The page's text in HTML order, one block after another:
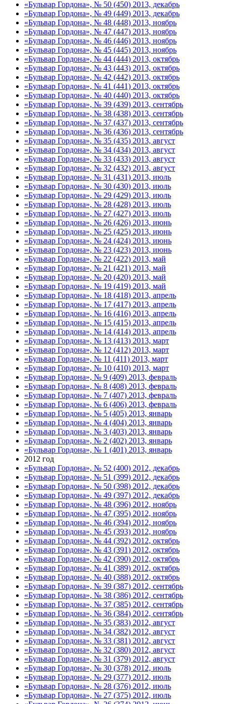
«Бульвар Гордона», № 50 (450) 2013, декабрь
«Бульвар Гордона», № 49 (449) 2013, декабрь
«Бульвар Гордона», № 48 (448) 2013, ноябрь
«Бульвар Гордона», № 47 (447) 2013, ноябрь
«Бульвар Гордона», № 46 (446) 2013, ноябрь
«Бульвар Гордона», № 45 (445) 2013, ноябрь
«Бульвар Гордона», № 44 (444) 2013, октябрь
«Бульвар Гордона», № 43 (443) 2013, октябрь
«Бульвар Гордона», № 42 (442) 2013, октябрь
«Бульвар Гордона», № 41 (441) 2013, октябрь
«Бульвар Гордона», № 40 (440) 2013, октябрь
«Бульвар Гордона», № 39 (439) 2013, сентябрь
«Бульвар Гордона», № 38 (438) 2013, сентябрь
«Бульвар Гордона», № 37 (437) 2013, сентябрь
«Бульвар Гордона», № 36 (436) 2013, сентябрь
«Бульвар Гордона», № 35 (435) 2013, август
«Бульвар Гордона», № 34 (434) 2013, август
«Бульвар Гордона», № 33 (433) 2013, август
«Бульвар Гордона», № 32 (432) 2013, август
«Бульвар Гордона», № 31 (431) 2013, июль
«Бульвар Гордона», № 30 (430) 2013, июль
«Бульвар Гордона», № 29 (429) 2013, июль
«Бульвар Гордона», № 28 (428) 2013, июль
«Бульвар Гордона», № 27 (427) 2013, июль
«Бульвар Гордона», № 26 (426) 2013, июнь
«Бульвар Гордона», № 25 (425) 2013, июнь
«Бульвар Гордона», № 24 (424) 2013, июнь
«Бульвар Гордона», № 23 (423) 2013, июнь
«Бульвар Гордона», № 22 (422) 2013, май
«Бульвар Гордона», № 21 (421) 2013, май
«Бульвар Гордона», № 20 (420) 2013, май
«Бульвар Гордона», № 19 (419) 2013, май
«Бульвар Гордона», № 18 (418) 2013, апрель
«Бульвар Гордона», № 17 (417) 2013, апрель
«Бульвар Гордона», № 16 (416) 2013, апрель
«Бульвар Гордона», № 15 (415) 2013, апрель
«Бульвар Гордона», № 14 (414) 2013, апрель
«Бульвар Гордона», № 13 (413) 2013, март
«Бульвар Гордона», № 12 (412) 2013, март
«Бульвар Гордона», № 11 (411) 2013, март
«Бульвар Гордона», № 10 (410) 2013, март
«Бульвар Гордона», № 9 (409) 2013, февраль
«Бульвар Гордона», № 8 (408) 2013, февраль
«Бульвар Гордона», № 7 (407) 2013, февраль
«Бульвар Гордона», № 6 (406) 2013, февраль
«Бульвар Гордона», № 5 (405) 2013, январь
«Бульвар Гордона», № 4 (404) 2013, январь
«Бульвар Гордона», № 3 (403) 2013, январь
«Бульвар Гордона», № 2 (402) 2013, январь
«Бульвар Гордона», № 1 (401) 2013, январь
2012 год
«Бульвар Гордона», № 52 (400) 2012, декабрь
«Бульвар Гордона», № 51 (399) 2012, декабрь
«Бульвар Гордона», № 50 (398) 2012, декабрь
«Бульвар Гордона», № 49 (397) 2012, декабрь
«Бульвар Гордона», № 48 (396) 2012, ноябрь
«Бульвар Гордона», № 47 (395) 2012, ноябрь
«Бульвар Гордона», № 46 (394) 2012, ноябрь
«Бульвар Гордона», № 45 (393) 2012, ноябрь
«Бульвар Гордона», № 44 (392) 2012, октябрь
«Бульвар Гордона», № 43 (391) 2012, октябрь
«Бульвар Гордона», № 42 (390) 2012, октябрь
«Бульвар Гордона», № 41 (389) 2012, октябрь
«Бульвар Гордона», № 40 (388) 2012, октябрь
«Бульвар Гордона», № 39 (387) 2012, сентябрь
«Бульвар Гордона», № 38 (386) 2012, сентябрь
«Бульвар Гордона», № 37 (385) 2012, сентябрь
«Бульвар Гордона», № 36 (384) 2012, сентябрь
«Бульвар Гордона», № 35 (383) 2012, август
«Бульвар Гордона», № 34 (382) 2012, август
«Бульвар Гордона», № 33 (381) 2012, август
«Бульвар Гордона», № 32 (380) 2012, август
«Бульвар Гордона», № 31 (379) 2012, август
«Бульвар Гордона», № 30 (378) 2012, июль
«Бульвар Гордона», № 29 (377) 2012, июль
«Бульвар Гордона», № 28 (376) 2012, июль
«Бульвар Гордона», № 27 (375) 2012, июль